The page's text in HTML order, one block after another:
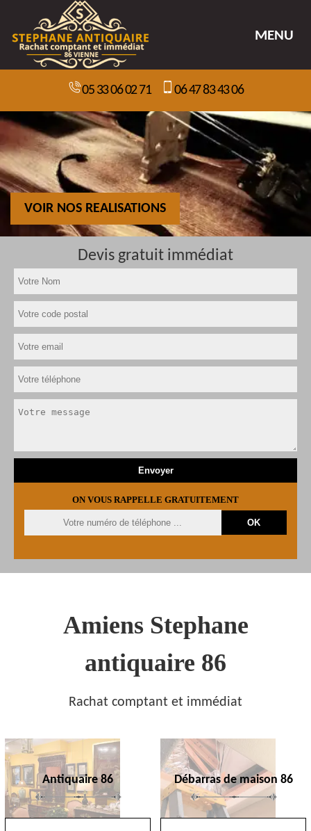
MENU
05 33 06 02 71 06 47 83 43 06
VOIR NOS REALISATIONS
Devis gratuit immédiat
ON VOUS RAPPELLE GRATUITEMENT
Amiens Stephane
antiquaire 86
Rachat comptant et immédiat
Antiquaire 86 Débarras de maison 86